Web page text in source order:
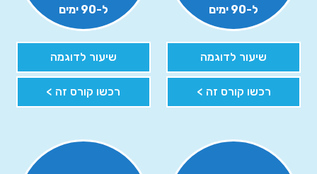
ל-90 ימים
שיעור לדוגמה
רכשו קורס זה >
ל-90 ימים
שיעור לדוגמה
רכשו קורס זה >